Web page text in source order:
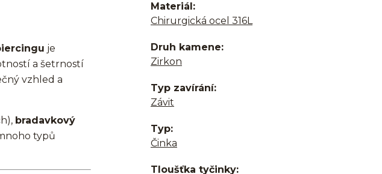
je
a šetrností
vzhled a
bradavkový
typů
Materiál
Chirurgická ocel 316L
Druh kamene
Zirkon
Typ zavírání
Závit
Typ
Činka
Tloušťka tyčinky